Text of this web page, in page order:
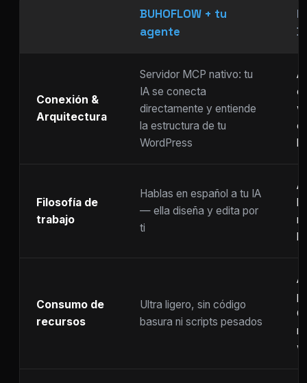
BUHOFLOW + tu
agente
Conexión &
Arquitectura
Servidor MCP nativo: tu
IA se conecta
directamente y entiende
la estructura de tu
WordPress
Filosofía de
trabajo
Hablas en español a tu IA
— ella diseña y edita por
ti
Consumo de
recursos
Ultra ligero, sin código
basura ni scripts pesados